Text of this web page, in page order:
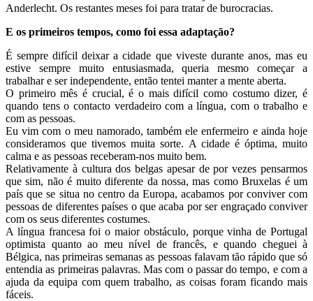
Anderlecht. Os restantes meses foi para tratar de burocracias.
E os primeiros tempos, como foi essa adaptação?
É sempre difícil deixar a cidade que viveste durante anos, mas eu
estive sempre muito entusiasmada, queria mesmo começar a
trabalhar e ser independente, então tentei manter a mente aberta.
O primeiro mês é crucial, é o mais difícil como costumo dizer, é
quando tens o contacto verdadeiro com a língua, com o trabalho e
com as pessoas.
Eu vim com o meu namorado, também ele enfermeiro e ainda hoje
consideramos que tivemos muita sorte. A cidade é óptima, muito
calma e as pessoas receberam-nos muito bem.
Relativamente à cultura dos belgas apesar de por vezes pensarmos
que sim, não é muito diferente da nossa, mas como Bruxelas é um
país que se situa no centro da Europa, acabamos por conviver com
pessoas de diferentes países o que acaba por ser engraçado conviver
com os seus diferentes costumes.
A língua francesa foi o maior obstáculo, porque vinha de Portugal
optimista quanto ao meu nível de francês, e quando cheguei à
Bélgica, nas primeiras semanas as pessoas falavam tão rápido que só
entendia as primeiras palavras. Mas com o passar do tempo, e com a
ajuda da equipa com quem trabalho, as coisas foram ficando mais
fáceis.